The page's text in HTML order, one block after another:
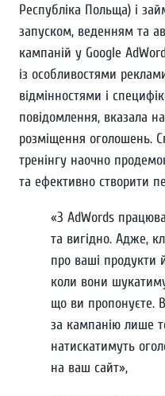
Республіка Польща) і
запуском, веденням та
кампаній у Google
із особливостями
відмінностями і
повідомлення, вказала
розміщення оголошень.
тренінгу наочно
та ефективно створити
«З AdWords
та вигідно. Адже,
про ваші продукти
коли вони
що ви пропонуєте.
за кампанію лише
натискатимуть
на ваш сайт»,